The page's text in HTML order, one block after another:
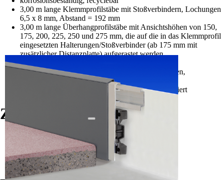
3,00 m lange Klemmprofilstäbe mit Stoßverbindern, Lochungen
6,5 x 8 mm, Abstand = 192 mm
3,00 m lange Überhangprofilstäbe mit Ansichtshöhen von 150,
175, 200, 225, 250 und 275 mm, die auf die in das Klemmprofil
eingesetzten Halterungen/Stoßverbinder (ab 175 mm mit
zusätzlicher Distanzplatte) aufgerastet werden
nicht sichtbare Verschraubung
einbaufertige, rechtwinklige Innen-und Außenecken,
Sonderecken und Endkappen
werden bei Bedarf kunststoffbeschichtet oder eloxiert
Zubehör
Außen- & Innenecke (Zulage auf Profilpreis)
Endkappe rechts/links
Oberflächenzulage